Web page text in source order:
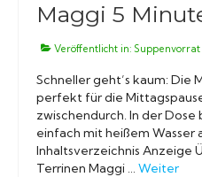
Maggi 5
Veröffentlicht in: Suppenvorrat
Schneller geht’s kaum: Die
perfekt für die
zwischendurch. In der Dose
einfach mit heißem Wasser
Inhaltsverzeichnis Anzeige
Terrinen Maggi … Weiter